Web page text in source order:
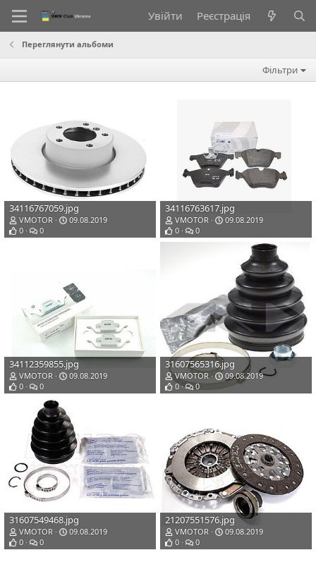
Увійти Реєстрація
Переглянути альбоми
Фільтри
34116767059.jpg
VMOTOR
09.08.2019
0
0
34116763617.jpg
VMOTOR
09.08.2019
0
0
34112359855.jpg
VMOTOR
09.08.2019
0
0
31607565316.jpg
VMOTOR
09.08.2019
0
0
31607549468.jpg
VMOTOR
09.08.2019
0
0
21207551576.jpg
VMOTOR
09.08.2019
0
0